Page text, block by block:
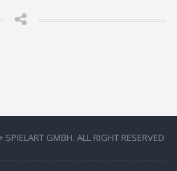
GMBH. ALL RIGHT RESERVED